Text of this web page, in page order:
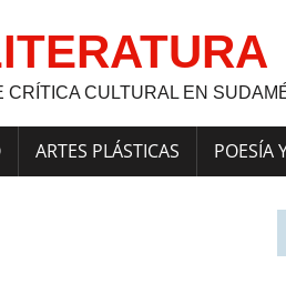
CRÍTICA CULTURAL EN
ARTES PLÁSTICAS POESÍA